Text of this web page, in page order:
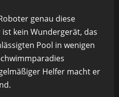
genau diese
kein Wundergerät, das
Pool in wenigen
Helfer macht er